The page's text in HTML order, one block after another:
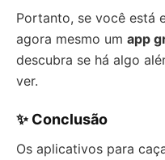
Portanto, se você está
agora mesmo um app
descubra se há algo
ver.
✨Conclusão
Os aplicativos para